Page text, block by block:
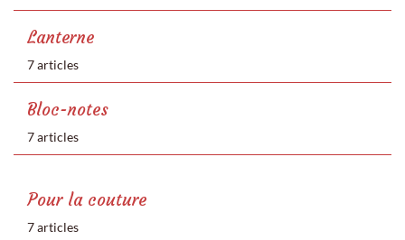
Lanterne
7 articles
Bloc-notes
7 articles
Pour la couture
7 articles